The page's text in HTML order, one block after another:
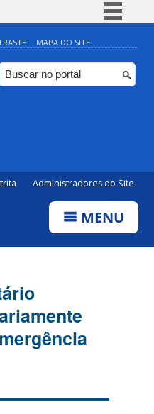
Simplifique!
Comunica BR
Participe
MAPA DO SITE
Administradores do Site
MENU